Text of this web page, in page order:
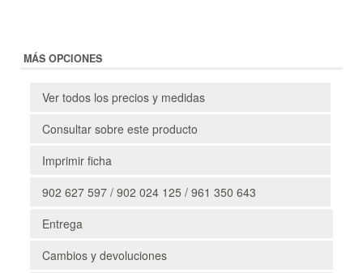
MÁS OPCIONES
Ver todos los precios y medidas
Consultar sobre este producto
Imprimir ficha
902 627 597 / 902 024 125 / 961 350 643
Entrega
Cambios y devoluciones